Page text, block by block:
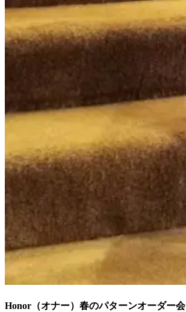
Honor（オナー）春のパターンオーダー会